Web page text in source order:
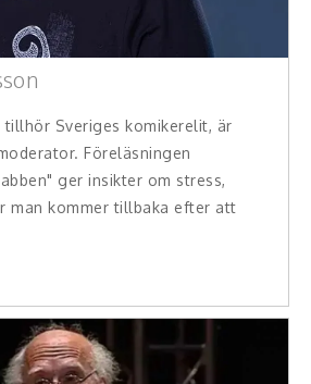
tillhör Sveriges komikerelit, är
Föreläsningen
ger insikter om stress,
man kommer tillbaka efter att